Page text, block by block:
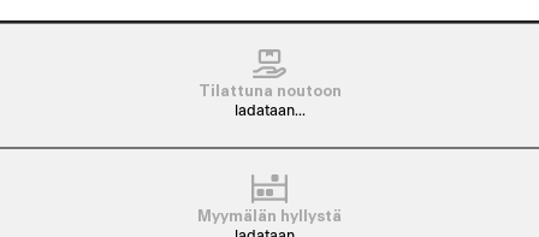
Tilattuna noutoon
ladataan...
Myymälän hyllystä